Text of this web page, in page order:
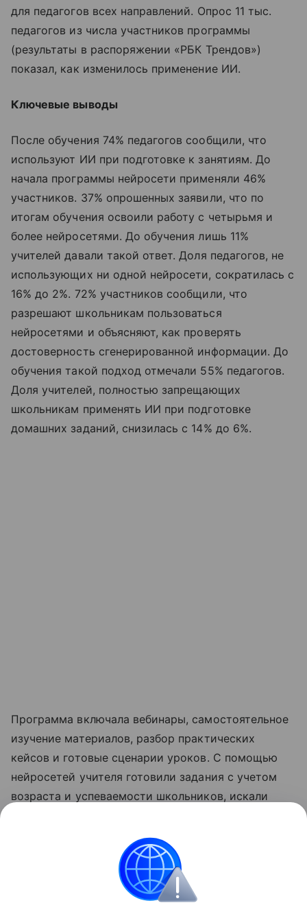
для педагогов всех направлений. Опрос 11 тыс.
педагогов из числа участников программы
(результаты в распоряжении «РБК Трендов»)
показал, как изменилось применение ИИ.
Ключевые выводы
После обучения 74% педагогов сообщили, что
используют ИИ при подготовке к занятиям. До
начала программы нейросети применяли 46%
участников. 37% опрошенных заявили, что по
итогам обучения освоили работу с четырьмя и
более нейросетями. До обучения лишь 11%
учителей давали такой ответ. Доля педагогов, не
использующих ни одной нейросети, сократилась с
16% до 2%. 72% участников сообщили, что
разрешают школьникам пользоваться
нейросетями и объясняют, как проверять
достоверность сгенерированной информации. До
обучения такой подход отмечали 55% педагогов.
Доля учителей, полностью запрещающих
школьникам применять ИИ при подготовке
домашних заданий, снизилась с 14% до 6%.
Программа включала вебинары, самостоятельное
изучение материалов, разбор практических
кейсов и готовые сценарии уроков. С помощью
нейросетей учителя готовили задания с учетом
возраста и успеваемости школьников, искали
презентации. Отдельная часть обучения была
посвящена ответственному применению ИИ,
распознаванию сгенерированного контента и
ограничениям технологии.